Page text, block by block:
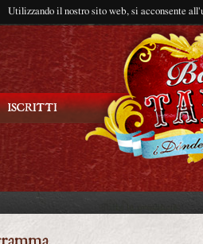
Utilizzando il nostro sito web, si acconsente